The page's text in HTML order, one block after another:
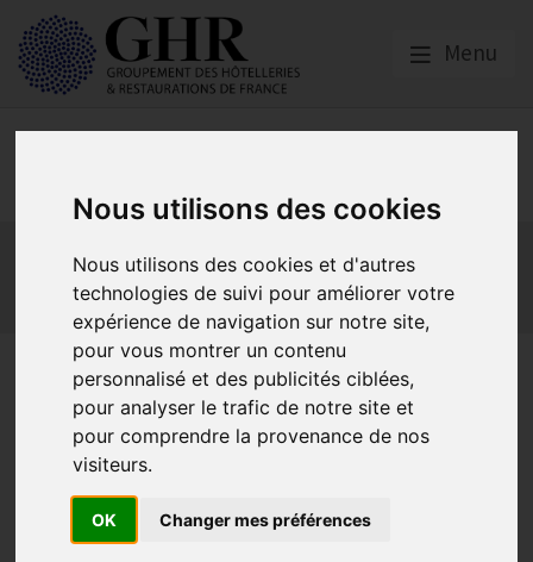
Nous utilisons des cookies
Nous utilisons des cookies et d'autres
technologies de suivi pour améliorer votre
expérience de navigation sur notre site,
pour vous montrer un contenu
personnalisé et des publicités ciblées,
pour analyser le trafic de notre site et
pour comprendre la provenance de nos
visiteurs.
OK Changer mes préférences
Menu
Economie collaborative
Innovation et digitalisation
Mon Parc Num
Informatique
Ouverture des Parcours
d’Initiation Numérique pour
l’Accueil en Hôtellerie-
Restauration !